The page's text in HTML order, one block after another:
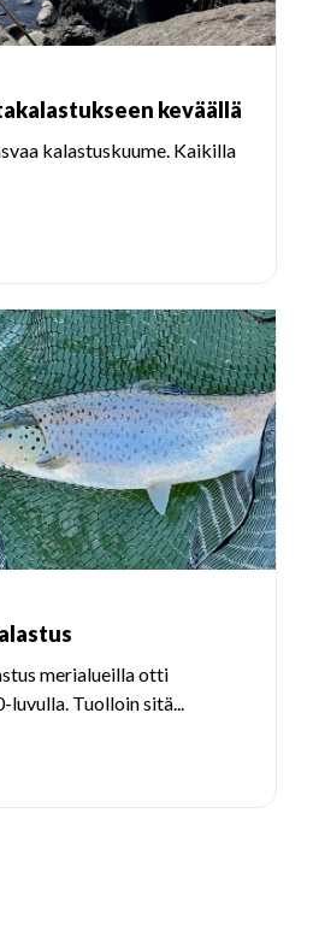
keväällä
kalastuskuume. Kaikilla
merialueilla otti
luvulla. Tuolloin sitä...